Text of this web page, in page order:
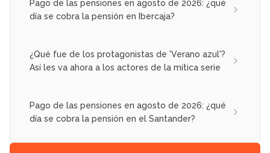
Pago de las pensiones en agosto de 2026: ¿qué
día se cobra la pensión en Ibercaja?
¿Qué fue de los protagonistas de 'Verano azul'?
Así les va ahora a los actores de la mítica serie
Pago de las pensiones en agosto de 2026: ¿qué
día se cobra la pensión en el Santander?